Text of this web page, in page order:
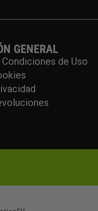
GENERAL
de Uso